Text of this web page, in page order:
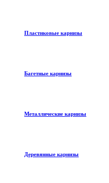
Пластиковые карнизы
Багетные карнизы
Металлические карнизы
Деревянные карнизы